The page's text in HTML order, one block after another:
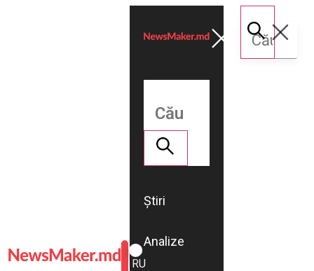
ROMÂNĂ
RU
Știri
Analize